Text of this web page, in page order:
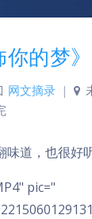
的梦》
网文摘录 |
道，也很好听
pic="